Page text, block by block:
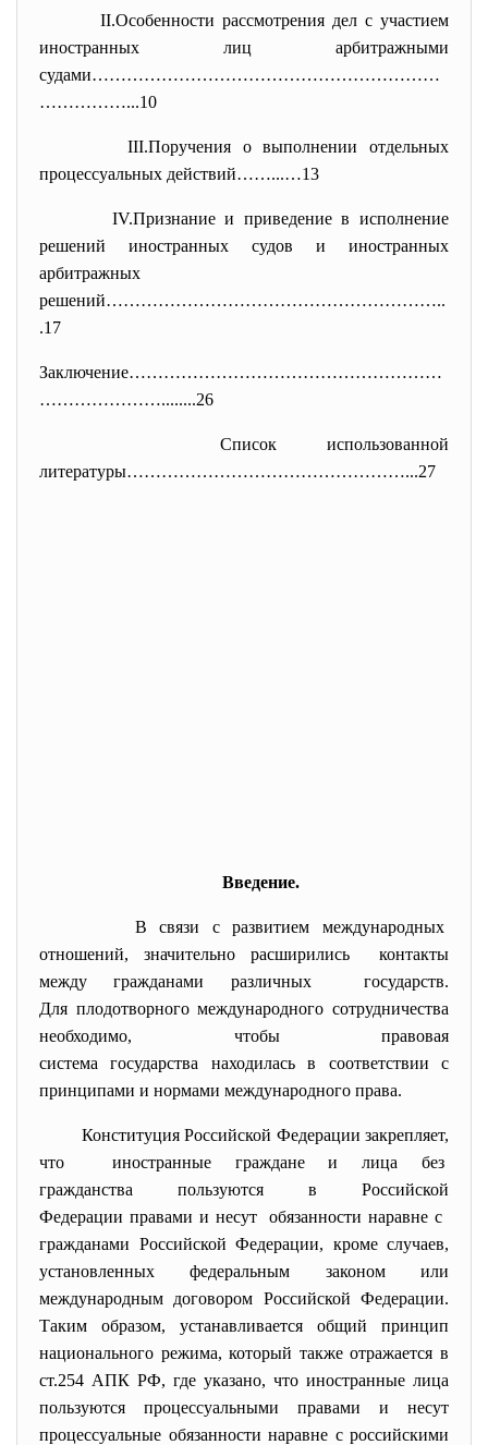
II.Особенности рассмотрения дел с участием
иностранных лиц арбитражными
судами……………………………………………………
……………...10
III.Поручения о выполнении отдельных
процессуальных действий……...…13
IV.Признание и приведение в исполнение
решений иностранных судов и иностранных
арбитражных
решений…………………………………………………..
.17
Заключение………………………………………………
…………………........26
Список использованной
литературы…………………………………………...27
Введение.
В связи с развитиеммеждународных
отношений, значительно расширились контакты
между гражданами различных государств.
Для плодотворногомеждународного сотрудничества
необходимо, чтобы правовая
система государства находилась в соответствии с
принципами и нормами международного права.
Конституция Российской Федерации закрепляет,
что иностранные граждане и лица без
гражданства пользуются в Российской
Федерации правами и несут обязанности наравне с
гражданами Российской Федерации, кроме случаев,
установленных федеральным законом или
международным договором Российской Федерации.
Таким образом, устанавливается общий принцип
национального режима, который также отражается в
ст.254 АПК РФ, где указано, что иностранные лица
пользуются процессуальными правами и несут
процессуальные обязанности наравне с российскими